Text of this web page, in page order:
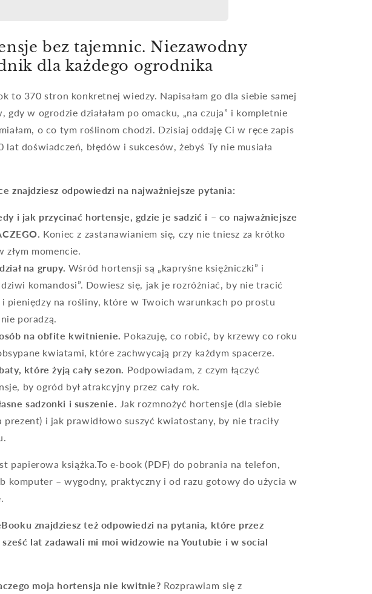
bez tajemnic. Niezawodny
dla każdego ogrodnika
to 370 stron konkretnej wiedzy. Napisałam go dla siebie samej
gdy w ogrodzie działałam po omacku, „na czuja” i kompletnie
o co tym roślinom chodzi. Dzisiaj oddaję Ci w ręce zapis
lat doświadczeń, błędów i sukcesów, żebyś Ty nie musiała
znajdziesz odpowiedzi na najważniejsze pytania:
i jak przycinać hortensje, gdzie je sadzić i – co najważniejsze
Koniec z zastanawianiem się, czy nie tniesz za krótko
złym momencie.
na grupy. Wśród hortensji są „kapryśne księżniczki” i
komandosi”. Dowiesz się, jak je rozróżniać, by nie tracić
i pieniędzy na rośliny, które w Twoich warunkach po prostu
poradzą.
na obfite kwitnienie. Pokazuję, co robić, by krzewy co roku
kwiatami, które zachwycają przy każdym spacerze.
które żyją cały sezon. Podpowiadam, z czym łączyć
by ogród był atrakcyjny przez cały rok.
sadzonki i suszenie. Jak rozmnożyć hortensje (dla siebie
prezent) i jak prawidłowo suszyć kwiatostany, by nie traciły
papierowa książka.To e-book (PDF) do pobrania na telefon,
komputer – wygodny, praktyczny i od razu gotowy do użycia w
znajdziesz też odpowiedzi na pytania, które przez
lat zadawali mi moi widzowie na Youtubie i w social
moja hortensja nie kwitnie? Rozprawiam się z